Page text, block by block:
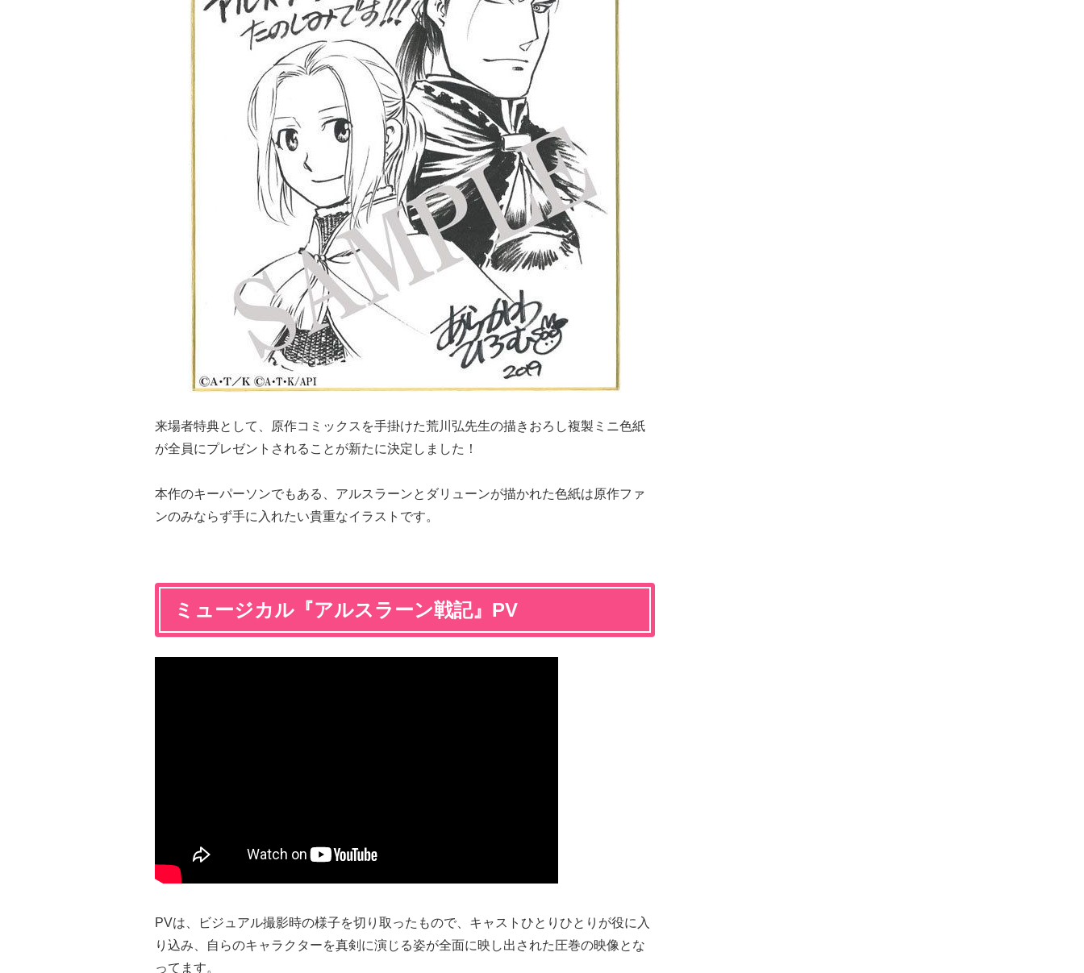
来場者特典として、原作コミックスを手掛けた荒川弘先生の描きおろし複製ミニ色紙
が全員にプレゼントされることが新たに決定しました！
本作のキーパーソンでもある、アルスラーンとダリューンが描かれた色紙は原作ファ
ンのみならず手に入れたい貴重なイラストです。
ミュージカル『アルスラーン戦記』PV
PVは、ビジュアル撮影時の様子を切り取ったもので、キャストひとりひとりが役に入
り込み、自らのキャラクターを真剣に演じる姿が全面に映し出された圧巻の映像とな
ってます。